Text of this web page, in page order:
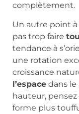
complètement.
Un autre point
pas trop faire
tendance à
une rotation
croissance
l’espace dans le
hauteur,
forme plus